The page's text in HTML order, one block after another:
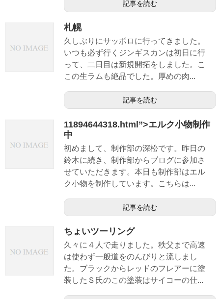
記事を読む
札幌
久しぶりにサッポロに行ってきました。
いつも必ず行くジンギスカンは初日に行
って、二日目は新規開拓をしました。こ
この生ラムも絶品でした。厚めの肉...
記事を読む
11894644318.html”>エルク小物制作
中
初めまして、制作部の深松です。昨日の
鈴木に続き、制作部からブログに参加さ
せていただきます。本日も制作部はエル
ク小物を制作しています。こちらは...
記事を読む
ちょいツーリング
久々に４人で走りました。秩父まで高速
は使わず一般道をのんびりと流しまし
た。ブラックからレッドのフレアーに塗
装したＳ氏のこの塗装はサイコーの仕...